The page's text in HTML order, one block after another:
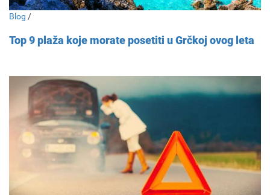
Blog /
Top 9 plaža koje morate posetiti u Grčkoj ovog leta